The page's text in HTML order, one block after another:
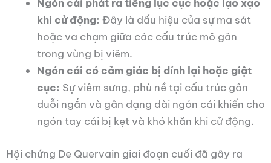
Ngón cái phát ra tiếng lục cục hoặc lạo xạo
khi cử động: Đây là dấu hiệu của sự ma sát
hoặc va chạm giữa các cấu trúc mô gân
trong vùng bị viêm.
Ngón cái có cảm giác bị dính lại hoặc giật
cục: Sự viêm sưng, phù nề tại cấu trúc gân
duỗi ngắn và gân dạng dài ngón cái khiến cho
ngón tay cái bị kẹt và khó khăn khi cử động.
Hội chứng De Quervain giai đoạn cuối đã gây ra